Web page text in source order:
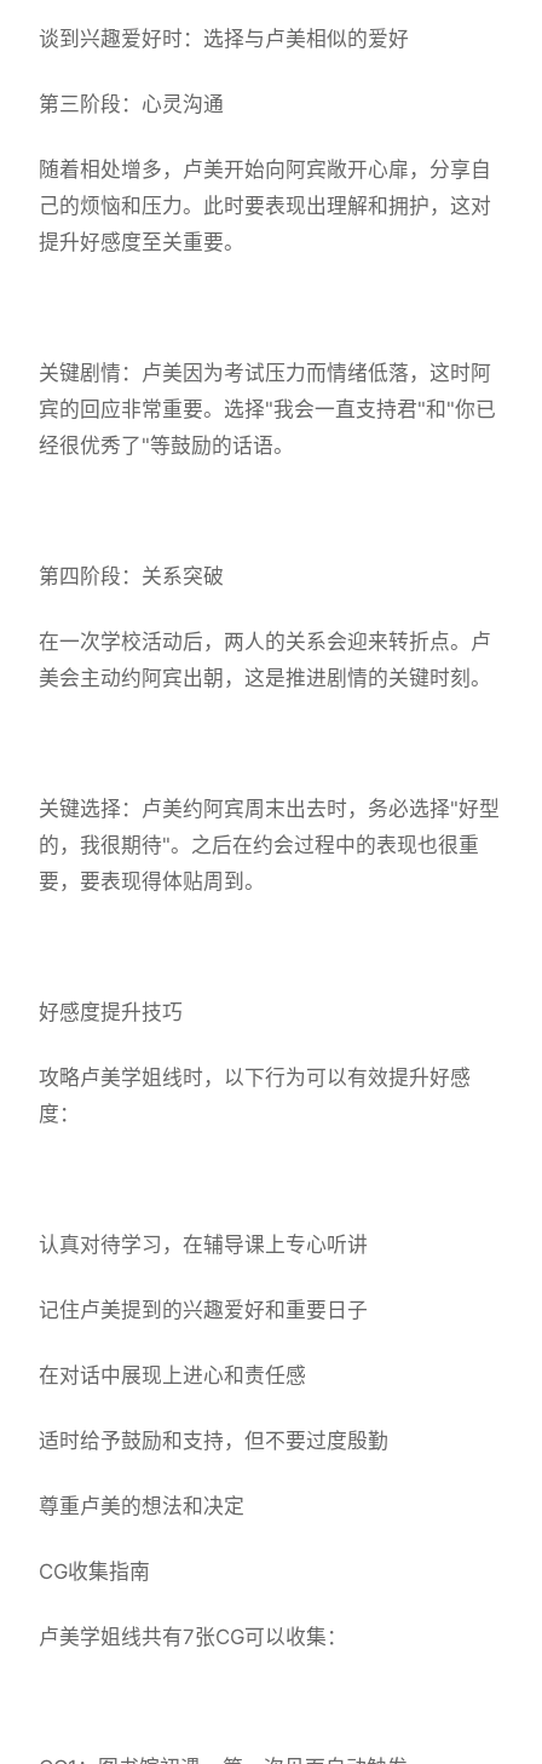
谈到兴趣爱好时：选择与卢美相似的爱好
第三阶段：心灵沟通
随着相处增多，卢美开始向阿宾敞开心扉，分享自
己的烦恼和压力。此时要表现出理解和拥护，这对
提升好感度至关重要。
关键剧情：卢美因为考试压力而情绪低落，这时阿
宾的回应非常重要。选择"我会一直支持君"和"你已
经很优秀了"等鼓励的话语。
第四阶段：关系突破
在一次学校活动后，两人的关系会迎来转折点。卢
美会主动约阿宾出朝，这是推进剧情的关键时刻。
关键选择：卢美约阿宾周末出去时，务必选择"好型
的，我很期待"。之后在约会过程中的表现也很重
要，要表现得体贴周到。
好感度提升技巧
攻略卢美学姐线时，以下行为可以有效提升好感
度：
认真对待学习，在辅导课上专心听讲
记住卢美提到的兴趣爱好和重要日子
在对话中展现上进心和责任感
适时给予鼓励和支持，但不要过度殷勤
尊重卢美的想法和决定
CG收集指南
卢美学姐线共有7张CG可以收集：